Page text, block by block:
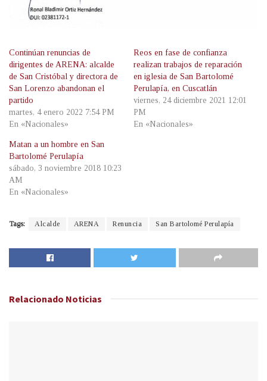
Continúan renuncias de
dirigentes de ARENA: alcalde
de San Cristóbal y directora de
San Lorenzo abandonan el
partido
martes, 4 enero 2022 7:54 PM
En «Nacionales»
Reos en fase de confianza
realizan trabajos de reparación
en iglesia de San Bartolomé
Perulapía, en Cuscatlán
viernes, 24 diciembre 2021 12:01
PM
En «Nacionales»
Matan a un hombre en San
Bartolomé Perulapía
sábado, 3 noviembre 2018 10:23
AM
En «Nacionales»
Tags: Alcalde ARENA Renuncia San Bartolomé Perulapía
Relacionado Noticias